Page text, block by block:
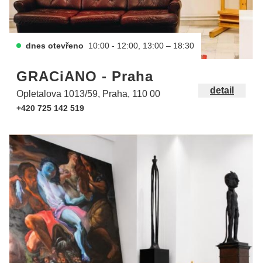
dnes otevřeno 10:00 - 12:00, 13:00 – 18:30
GRACiANO - Praha
Opletalova 1013/59, Praha, 110 00
+420 725 142 519
detail